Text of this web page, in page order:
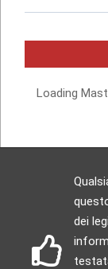
Loading
dei